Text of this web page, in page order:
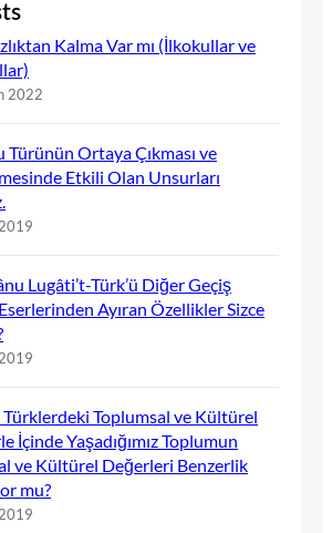
Kalma Var mı (İlkokullar ve
2022
Türünün Ortaya Çıkması ve
Etkili Olan Unsurları
Lugâti’t-Türk’ü Diğer Geçiş
Ayıran Özellikler Sizce
Türklerdeki Toplumsal ve Kültürel
İçinde Yaşadığımız Toplumun
ve Kültürel Değerleri Benzerlik
mu?